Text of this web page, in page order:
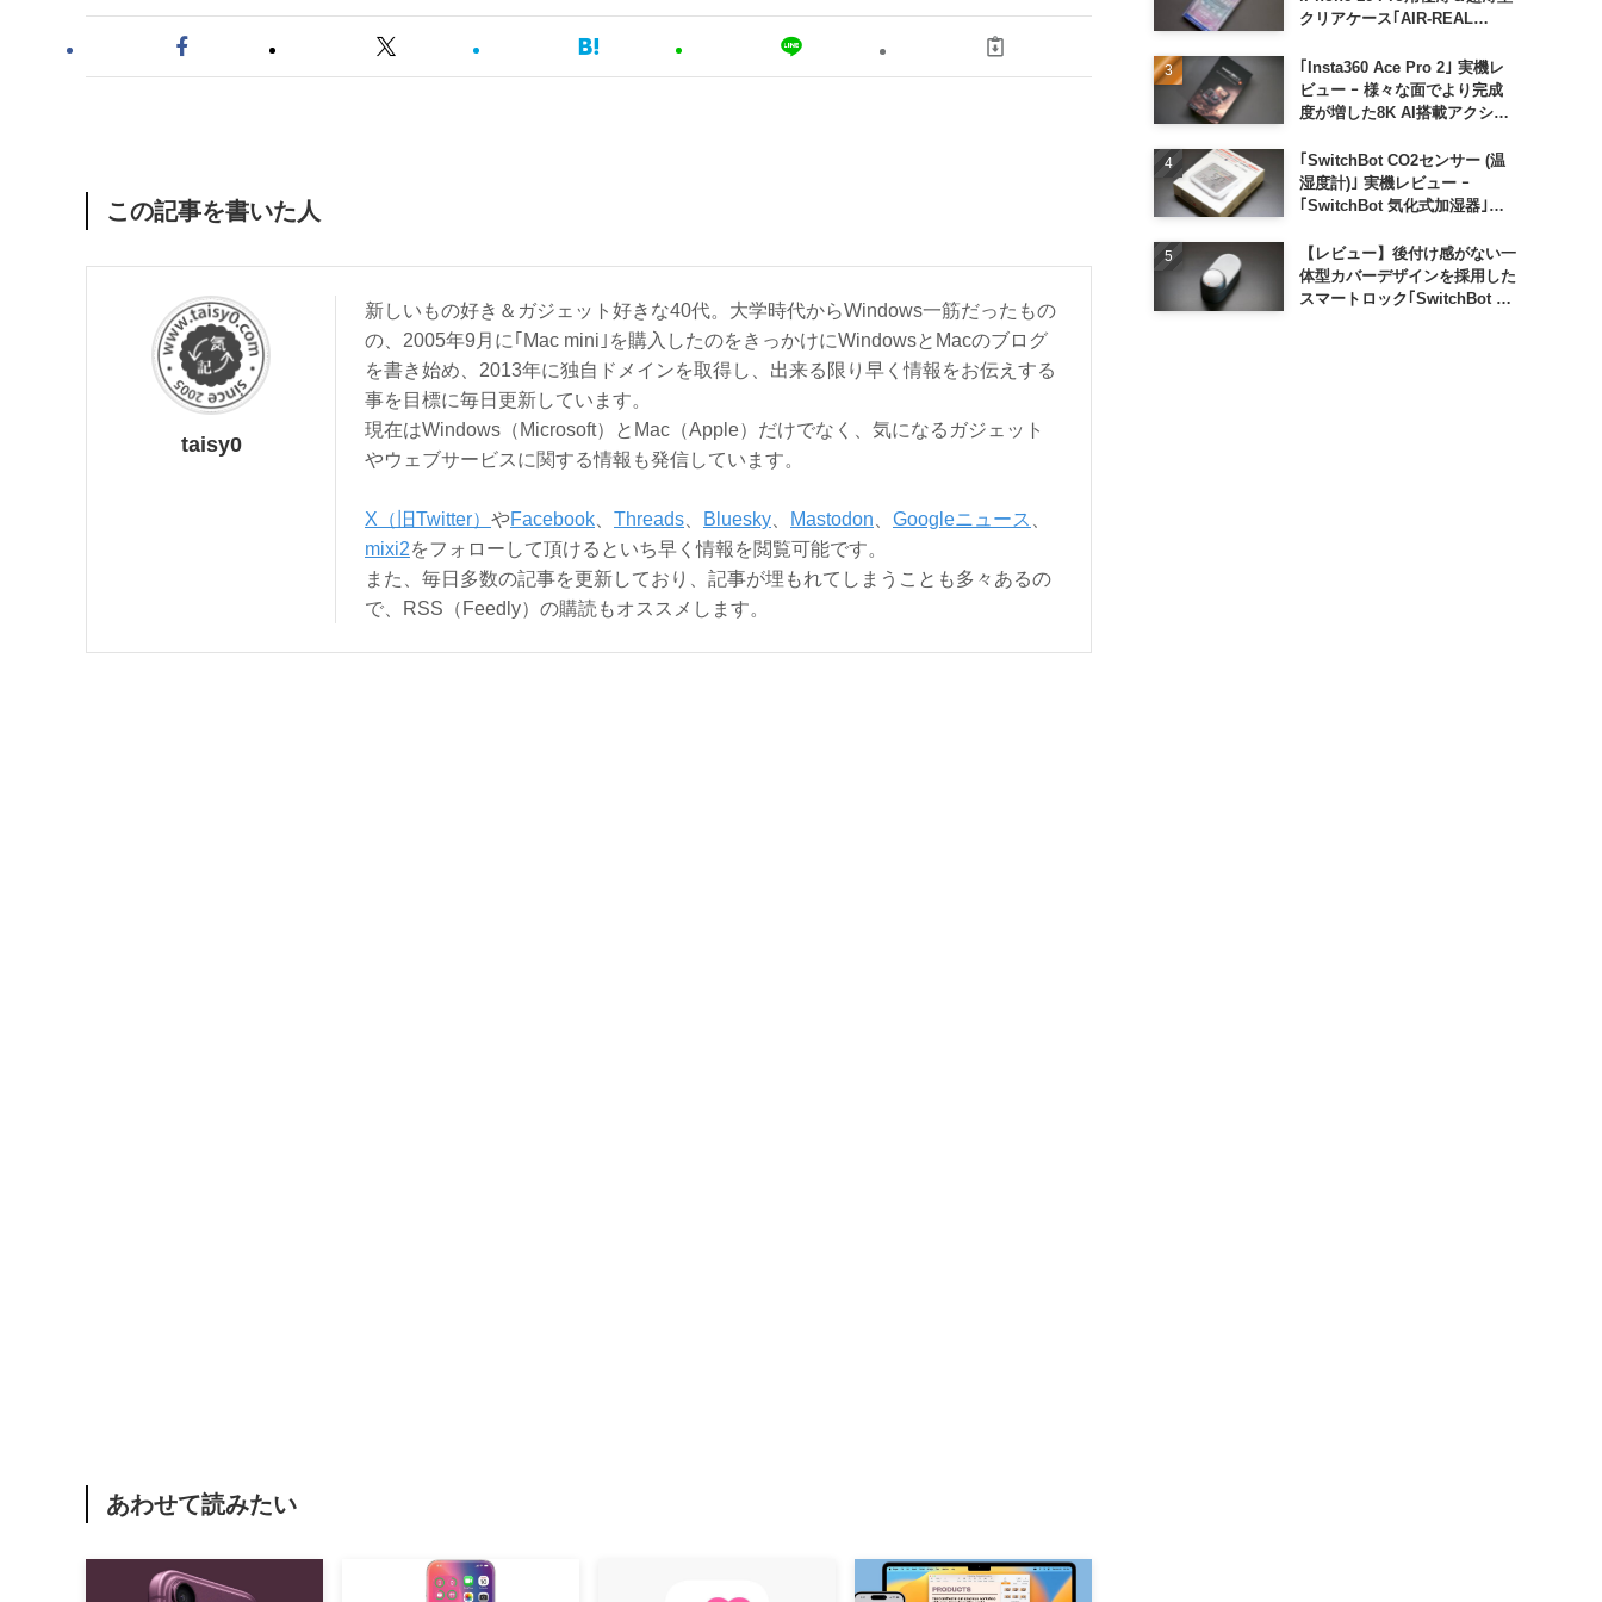
この記事を書いた人
taisy0
新しいもの好き＆ガジェット好きな40代。大学時代からWindows一筋だったもの
の、2005年9月に｢Mac mini｣を購入したのをきっかけにWindowsとMacのブログ
を書き始め、2013年に独自ドメインを取得し、出来る限り早く情報をお伝えする
事を目標に毎日更新しています。
現在はWindows（Microsoft）とMac（Apple）だけでなく、気になるガジェット
やウェブサービスに関する情報も発信しています。
X（旧Twitter） やFacebook、 Threads、 Bluesky、 Mastodon、 Googleニュース 、
mixi2をフォローして頂けるといち早く情報を閲覧可能です。
また、毎日多数の記事を更新しており、記事が埋もれてしまうことも多々あるの
で、RSS（Feedly）の購読もオススメします。
あわせて読みたい
クリアケース｢AIR-REAL
｢Insta360 Ace Pro 2｣ 実機レ
ビュー ｰ 様々な面でより完成
度が増した8K AI搭載アクショ
｢SwitchBot CO2センサー (温
湿度計)｣ 実機レビュー ｰ
｢SwitchBot 気化式加湿器｣と
便利
【レビュー】後付け感がない一
体型カバーデザインを採用した
スマートロック｢SwitchBot ロ